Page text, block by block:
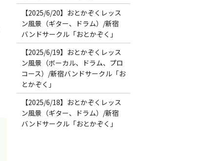
【2025/6/20】おとかぞくレッス
ン風景（ギター、ドラム）/新宿
バンドサークル「おとかぞく」
【2025/6/19】おとかぞくレッス
ン風景（ボーカル、ドラム、プロ
コース）/新宿バンドサークル「お
とかぞく」
【2025/6/18】おとかぞくレッス
ン風景（ギター、ドラム）/新宿
バンドサークル「おとかぞく」